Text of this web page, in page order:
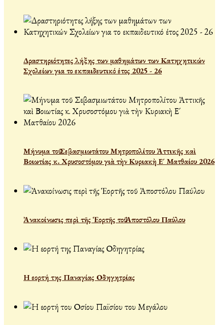
Δραστηριότητες λήξης των μαθημάτων των Κατηχητικών
Σχολείων για το εκπαιδευτικό έτος 2025 - 26
Μήνυμα τοῦ Σεβασμιωτάτου Μητροπολίτου Ἀττικῆς καὶ
Βοιωτίας κ. Χρυσοστόμου γιὰ τὴν Κυριακὴ Ε´ Ματθαίου 2026
Ἀνακοίνωσις περὶ τῆς Ἑορτῆς τοῦ Ἀποστόλου Παύλου
Η εορτή της Παναγίας Οδηγητρίας